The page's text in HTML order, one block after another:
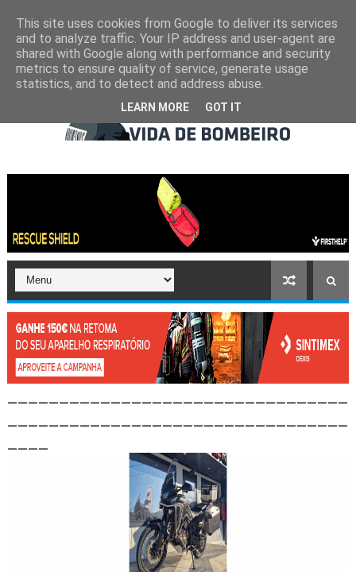
This site uses cookies from Google to deliver its services
and to analyze traffic. Your IP address and user-agent are
shared with Google along with performance and security
metrics to ensure quality of service, generate usage
statistics, and to detect and address abuse.
LEARN MORE GOT IT